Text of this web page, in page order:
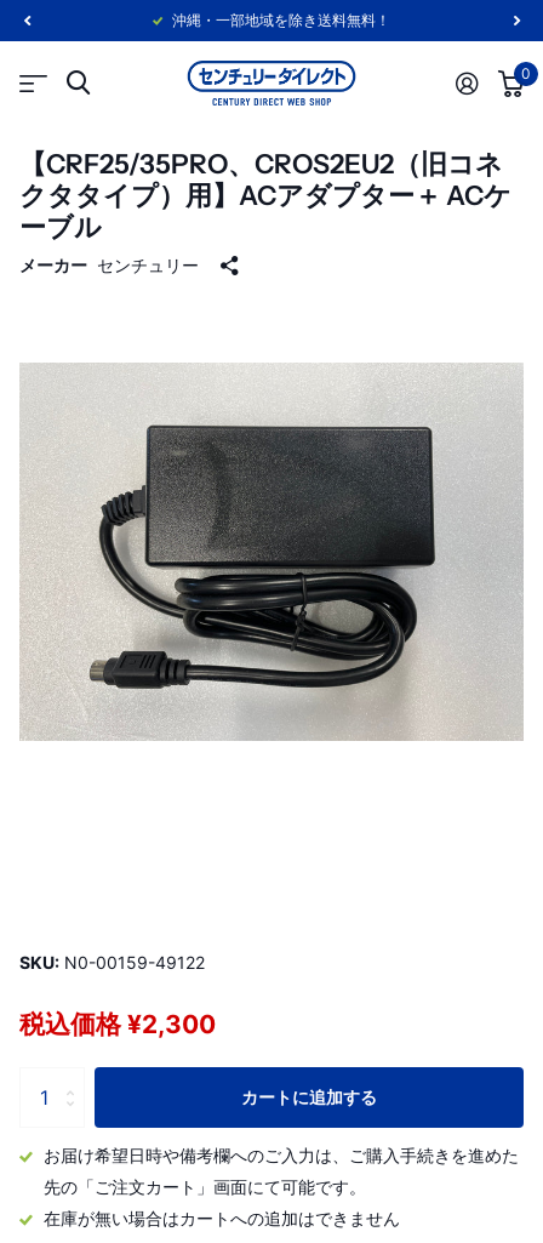
沖縄・一部地域を除き送料無料！
0
【CRF25/35PRO、CROS2EU2（旧コネ
クタタイプ）用】ACアダプター＋ ACケ
ーブル
メーカー センチュリー
SKU: N0-00159-49122
税込価格 ¥2,300
カートに追加する
お届け希望日時や備考欄へのご入力は、ご購入手続きを進めた
先の「ご注文カート」画面にて可能です。
在庫が無い場合はカートへの追加はできません